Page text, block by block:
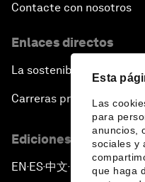
Esta
Las
para
anuncios,
sociales y
que haga
Contacte con nosotros
Enlaces directos
La sostenibilidad en el
Carreras profesionales
Ediciones en otros
EN ▪ES▪中文▪ 日本語